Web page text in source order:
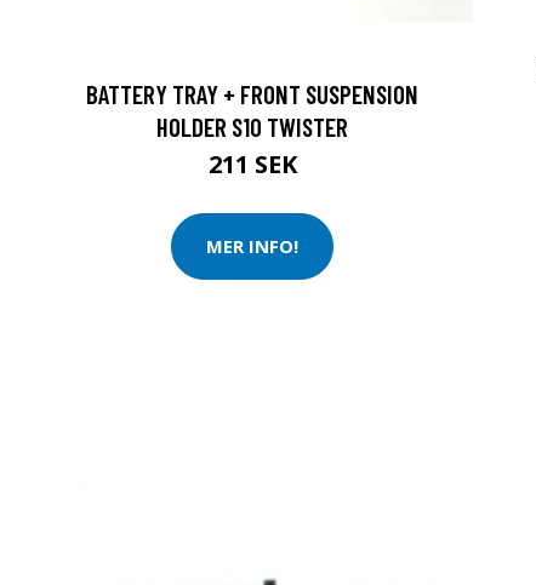
BATTERY TRAY + FRONT SUSPENSION
HOLDER S10 TWISTER
211 SEK
MER INFO!